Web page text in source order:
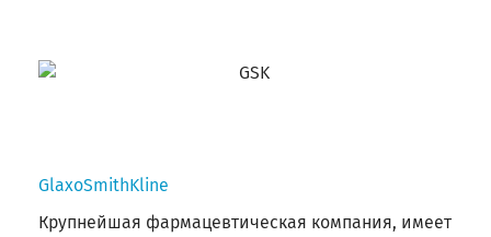
GlaxoSmithKline
Крупнейшая фармацевтическая компания, имеет